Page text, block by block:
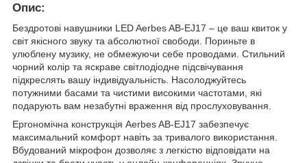
Опис:
Бездротові навушники LED Aerbes AB-EJ17 – це ваш квиток у
світ якісного звуку та абсолютної свободи. Пориньте в
улюблену музику, не обмежуючи себе проводами. Стильний
чорний колір та яскраве світлодіодне підсвічування
підкреслять вашу індивідуальність. Насолоджуйтесь
потужними басами та чистими високими частотами, які
подарують вам незабутні враження від прослуховування.
Ергономічна конструкція Aerbes AB-EJ17 забезпечує
максимальний комфорт навіть за тривалого використання.
Вбудований мікрофон дозволяє з легкістю відповідати на